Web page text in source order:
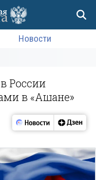
Новости
России
в «Ашане»